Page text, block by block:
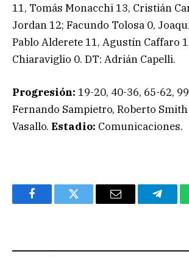
11, Tomás Monacchi 13, Cristián
Jordan 12; Facundo Tolosa 0,
Pablo Alderete 11, Agustín Caffaro
Chiaraviglio 0. DT: Adrián Capelli.
Progresión: 19-20, 40-36, 65-62,
Fernando Sampietro, Roberto
Vasallo. Estadio: Comunicaciones.
FacebookTwitter Email